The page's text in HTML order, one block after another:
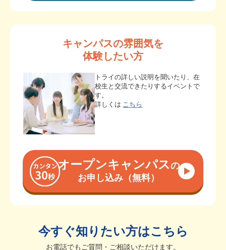
キャンパスの雰囲気を
体験したい方
トライの詳しい説明を聞いたり、在
校生と交流できたりするイベントで
す。
詳しくは こちら
オープンキャンパスの
お申し込み（無料）
今すぐ知りたい方はこちら
お電話でもご質問・ご相談いただけます。